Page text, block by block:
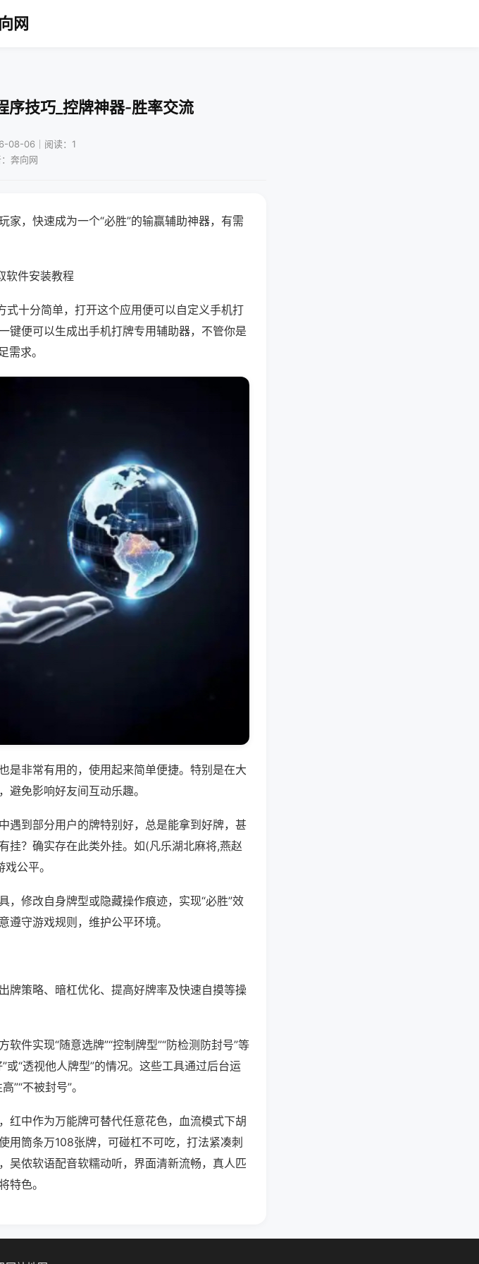
网
序技巧_控牌神器-胜率交流
08-06｜阅读：1
奔向网
，快速成为一个“必胜”的输赢辅助神器，有需
软件安装教程
式十分简单，打开这个应用便可以自定义手机打
键便可以生成出手机打牌专用辅助器，不管你是
需求。
是非常有用的，使用起来简单便捷。特别是在大
避免影响好友间互动乐趣。
遇到部分用户的牌特别好，总是能拿到好牌，甚
挂？确实存在此类外挂。如(凡乐湖北麻将,燕赵
公平。
，修改自身牌型或隐藏操作痕迹，实现“必胜”效
守游戏规则，维护公平环境。
牌策略、暗杠优化、提高好牌率及快速自摸等操
件实现“随意选牌”“控制牌型”“防检测防封号”等
“透视他人牌型”的情况。这些工具通过后台运
”“不被封号”。
红中作为万能牌可替代任意花色，血流模式下胡
用筒条万108张牌，可碰杠不可吃，打法紧凑刺
吴侬软语配音软糯动听，界面清新流畅，真人匹
特色。